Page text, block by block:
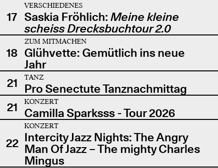
17
VERSCHIEDENES
Saskia Fröhlich: Meine kleine
scheiss Drecksbuchtour 2.0
18
ZUM MITMACHEN
Glühvette: Gemütlich ins neue
Jahr
21
TANZ
Pro Senectute Tanznachmittag
21
KONZERT
Camilla Sparksss - Tour 2026
22
KONZERT
Intercity Jazz Nights: The Angry
Man Of Jazz – The mighty Charles
Mingus